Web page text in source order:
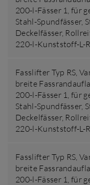
200-l-Fässer 1,für
Stahl-Spundfässer,
Deckelfässer,
220-l-Kunststoff-L-
Fasslifter Typ RS,
breite
200-l-Fässer 1,für
Stahl-Spundfässer,
Deckelfässer,
220-l-Kunststoff-L-
Fasslifter Typ RS,
breite
200-l-Fässer 1,für